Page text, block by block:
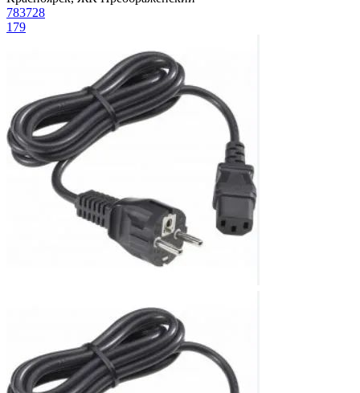
783728
179